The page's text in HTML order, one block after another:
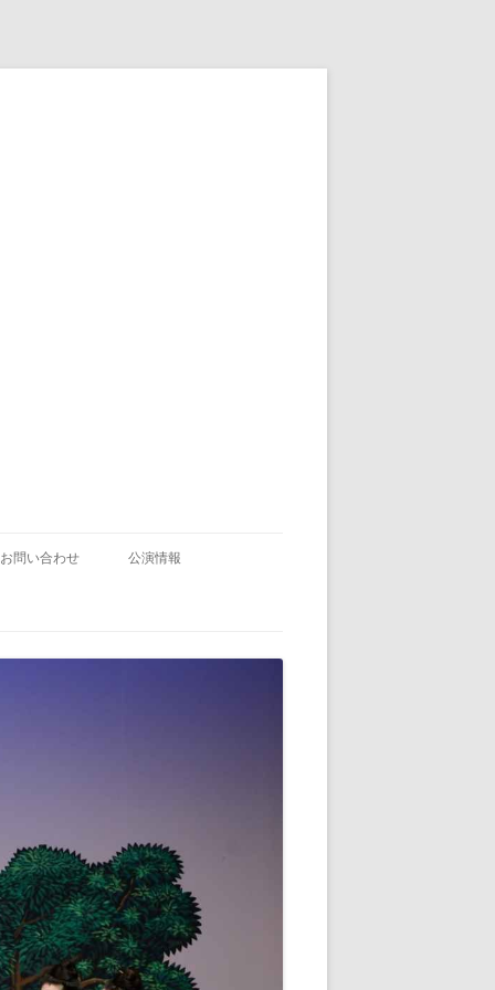
お問い合わせ 公演情報